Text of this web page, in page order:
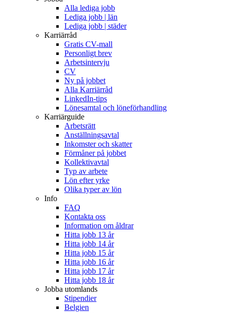
Alla lediga jobb
Lediga jobb | län
Lediga jobb | städer
Karriärråd
Gratis CV-mall
Personligt brev
Arbetsintervju
CV
Ny på jobbet
Alla Karriärråd
LinkedIn-tips
Lönesamtal och löneförhandling
Karriärguide
Arbetsrätt
Anställningsavtal
Inkomster och skatter
Förmåner på jobbet
Kollektivavtal
Typ av arbete
Lön efter yrke
Olika typer av lön
Info
FAQ
Kontakta oss
Information om åldrar
Hitta jobb 13 år
Hitta jobb 14 år
Hitta jobb 15 år
Hitta jobb 16 år
Hitta jobb 17 år
Hitta jobb 18 år
Jobba utomlands
Stipendier
Belgien